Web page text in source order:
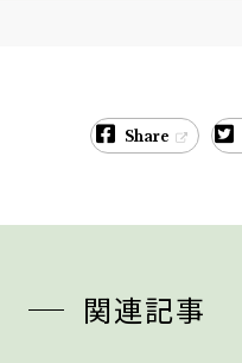
Share
関連記事